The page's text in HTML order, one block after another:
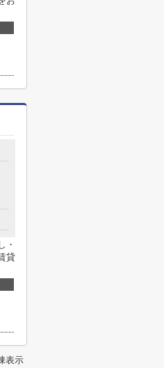
・
貸
表示